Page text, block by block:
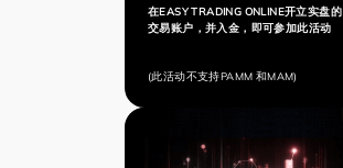
在EASY TRADING ONLINE开立实盘的
交易账户，并入金，即可参加此活动
(此活动不支持PAMM 和MAM)